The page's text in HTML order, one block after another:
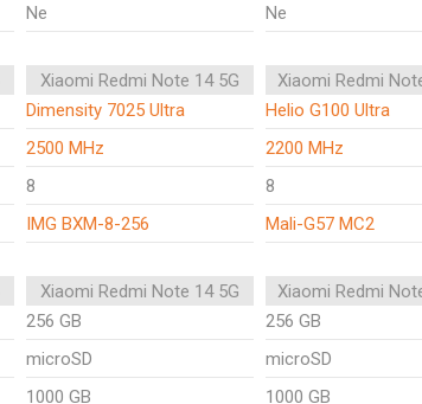
Ne Ne
Xiaomi Redmi Note 14 5G
Xiaomi Redmi
Dimensity 7025 Ultra
Helio G100 Ultra
2500 MHz
2200 MHz
8
8
IMG BXM-8-256 Mali-G57 MC2
Xiaomi Redmi Note 14 5G
Xiaomi Redmi
256 GB
256 GB
microSD
microSD
1000 GB
1000 GB